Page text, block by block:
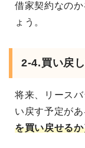
借家契約なの
ょう。
2-4.買い戻
将来、リース
い戻す予定があ
を買い戻せる